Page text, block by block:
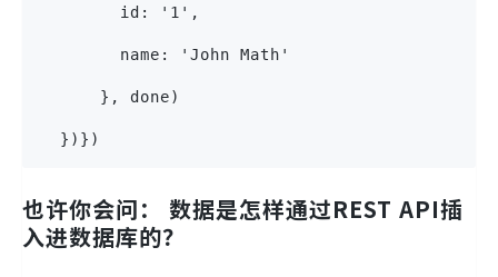
        id: '1',
        name: 'John Math'
      }, done)
  })})
也许你会问： 数据是怎样通过REST API插
入进数据库的？